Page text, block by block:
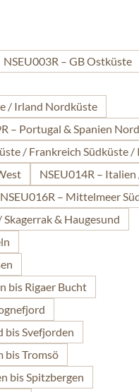
NSEU003R – GB Ostküste
/ Irland Nordküste
– Portugal & Spanien
/ Frankreich Südküste /
NSEU014R –
NSEU016R – Mittelmeer
& Haugesund
bis Rigaer Bucht
bis Svefjorden
bis Tromsö
bis Spitzbergen